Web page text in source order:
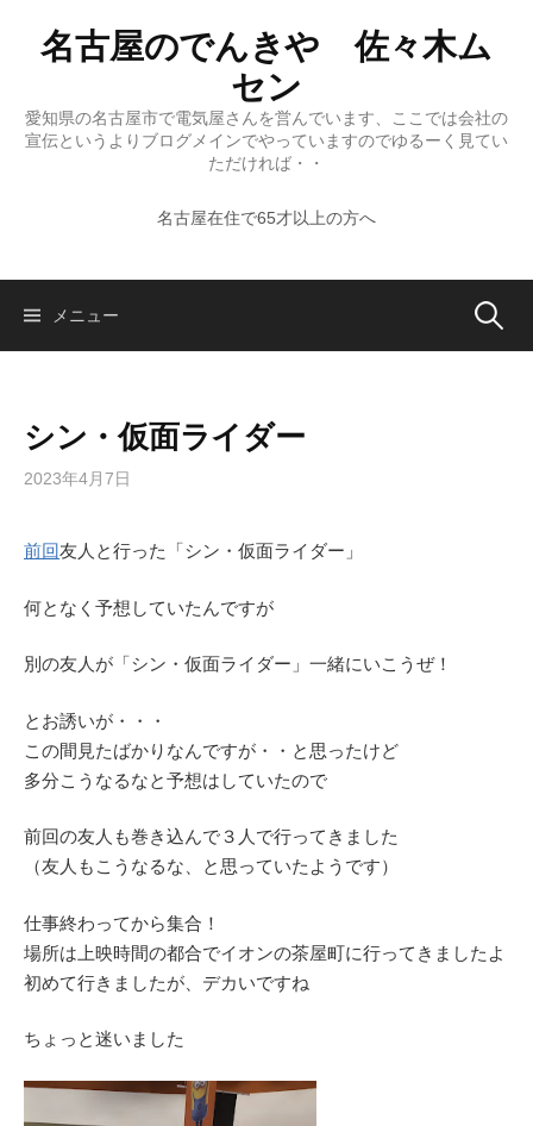
プ
名古屋のでんきや 佐々木ム
セン
愛知県の名古屋市で電気屋さんを営んでいます、ここでは会社の
宣伝というよりブログメインでやっていますのでゆるーく見てい
ただければ・・
名古屋在住で65才以上の方へ
メニュー 検
シン・仮面ライダー
2023年4月7日
前回友人と行った「シン・仮面ライダー」
何となく予想していたんですが
別の友人が「シン・仮面ライダー」一緒にいこうぜ！
とお誘いが・・・
この間見たばかりなんですが・・と思ったけど
多分こうなるなと予想はしていたので
前回の友人も巻き込んで３人で行ってきました
（友人もこうなるな、と思っていたようです）
仕事終わってから集合！
場所は上映時間の都合でイオンの茶屋町に行ってきましたよ
初めて行きましたが、デカいですね
ちょっと迷いました